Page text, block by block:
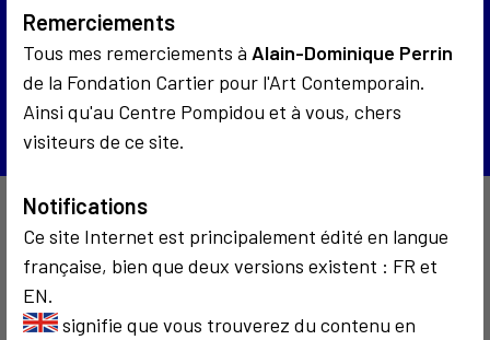
Remerciements
Tous mes remerciements à Alain-Dominique Perrin
de la Fondation Cartier pour l'Art Contemporain.
Ainsi qu'au Centre Pompidou et à vous, chers
visiteurs de ce site.
Notifications
Ce site Internet est principalement édité en langue
française, bien que deux versions existent : FR et
EN.
signifie que vous trouverez du contenu en
1974
Les Manifestes de l'art sociologique
Retour à la liste
Portrait vidéo d'un collectionneur
À découvrir aussi…